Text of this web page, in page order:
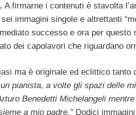
A firmarne i contenuti è stavolta
immagini singole e altrettanti
successo e ora per
dei capolavori che riguardano
ma è originale ed eclittico tanto
pianista, a volte gli spazi delle
Benedetti Michelangeli
a mio padre.”Dodici